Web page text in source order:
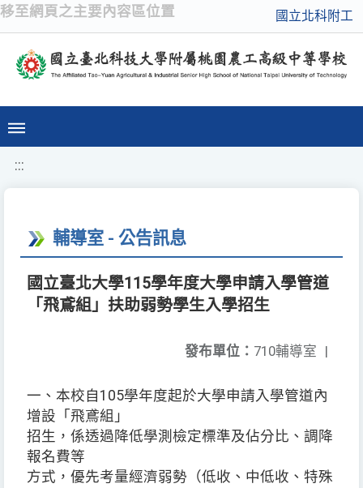
移至網頁之主要內容區位置 國立北科附工
:::
輔導室 - 公告訊息
國立臺北大學115學年度大學申請入學管道
「飛鳶組」扶助弱勢學生入學招生
發布單位： 710輔導室 |
一、本校自105學年度起於大學申請入學管道內
增設「飛鳶組」
招生，係透過降低學測檢定標準及佔分比、調降
報名費等
方式，優先考量經濟弱勢（低收、中低收、特殊